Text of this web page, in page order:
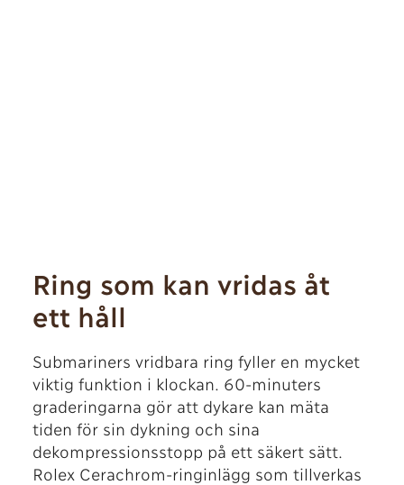
Ring som kan vridas åt
ett håll
Submariners vridbara ring fyller en mycket
viktig funktion i klockan. 60-minuters
graderingarna gör att dykare kan mäta
tiden för sin dykning och sina
dekompressionsstopp på ett säkert sätt.
Rolex Cerachrom-ringinlägg som tillverkas